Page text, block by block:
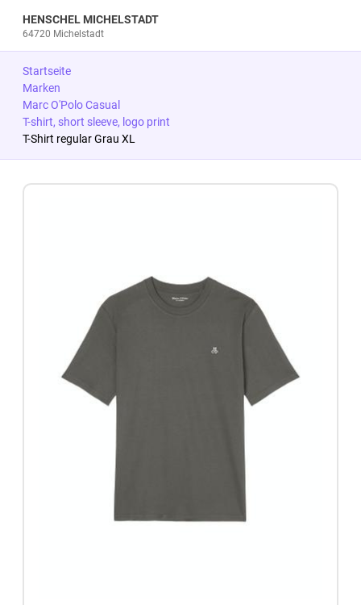
HENSCHEL MICHELSTADT
64720 Michelstadt
Startseite
Marken
Marc O'Polo Casual
T-shirt, short sleeve, logo print
T-Shirt regular Grau XL